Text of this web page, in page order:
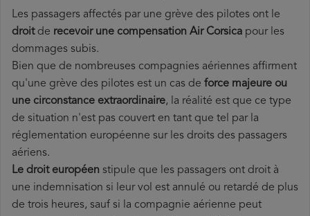
Les passagers affectés par une grève des pilotes ont le
droitde recevoir une compensation Air Corsica pour les
dommages subis.
Bien que de nombreuses compagnies aériennes affirment
qu'une grève des pilotes est un cas de force majeure ou
une circonstance extraordinaire, la réalité est que ce type
de situation n'est pas couvert en tant que tel par la
réglementation européenne sur les droits des passagers
aériens.
Le droit européen stipule que les passagers ont droit à
une indemnisation si leur vol est annulé ou retardé de plus
de trois heures, sauf si la compagnie aérienne peut